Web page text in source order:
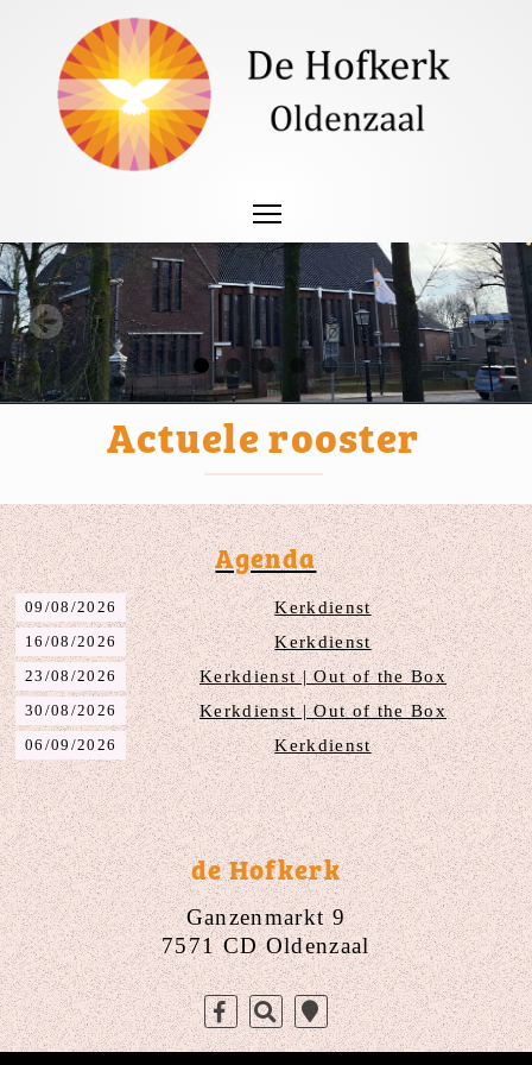
Actuele rooster
Agenda
09/08/2026 Kerkdienst
16/08/2026 Kerkdienst
23/08/2026 Kerkdienst | Out of the Box
30/08/2026 Kerkdienst | Out of the Box
06/09/2026 Kerkdienst
de Hofkerk
Ganzenmarkt 9
7571 CD Oldenzaal